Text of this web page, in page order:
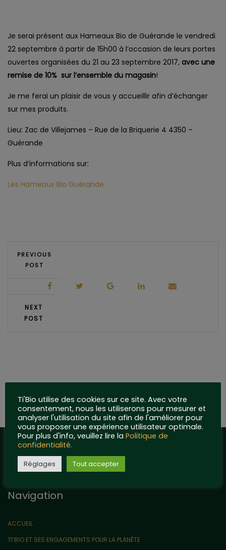
Je serai présent aux Hameaux Bio de Guérande le vendredi
22 septembre à partir de 15h00 à l’occasion de leurs portes
ouvertes organisées du 21 au 23 septembre 2017, avec une
remise de 10% sur l’ensemble du magasin!
Je me ferai un plaisir de vous y accueillir afin d’échanger
sur mes produits.
Lieu: Zac de Villejames – Rue de la Briquerie 4 4350 –
Guérande
Plus d’informations sur:
Les Hameaux Bio Guérande
PREVIOUS
POST
NEXT
POST
Navigation
ACCUEIL
TI’BIO ET SES ENGAGEMENTS POUR LA PLANÈTE
Ti'Bio utilise des cookies sur ce site. Avec votre
consentement, nous les utiliserons pour mesurer et
analyser l'utilisation du site afin de l'améliorer pour
vous proposer une expérience utilisateur optimale.
Pour plus d'info, veuillez lire la Politique de
confidentialité.
Réglages Tout accepter